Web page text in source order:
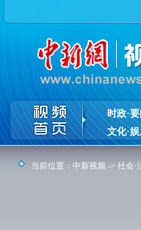
时政·要
文化·
当前位置： 中新视频 -> 社会·